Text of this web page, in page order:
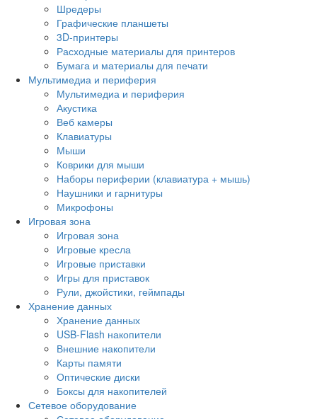
Шредеры
Графические планшеты
3D-принтеры
Расходные материалы для принтеров
Бумага и материалы для печати
Мультимедиа и периферия
Мультимедиа и периферия
Акустика
Веб камеры
Клавиатуры
Мыши
Коврики для мыши
Наборы периферии (клавиатура + мышь)
Наушники и гарнитуры
Микрофоны
Игровая зона
Игровая зона
Игровые кресла
Игровые приставки
Игры для приставок
Рули, джойстики, геймпады
Хранение данных
Хранение данных
USB-Flash накопители
Внешние накопители
Карты памяти
Оптические диски
Боксы для накопителей
Сетевое оборудование